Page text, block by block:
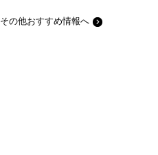
その他おすすめ情報へ